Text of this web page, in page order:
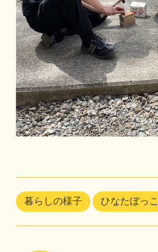
暮らしの様子 ひなたぼっこ